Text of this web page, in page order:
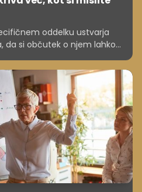
oddelku ustvarja
da si občutek o njem lahko
ure spoznate, kakšen je
v podjetju? Spodnji
pri razgovorih, a ne
ne pomeni slabega
Izostrite senzorje in bodite
na slabo komedijo.